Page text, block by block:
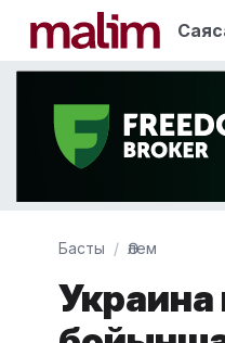
Басты Әлем
Украина